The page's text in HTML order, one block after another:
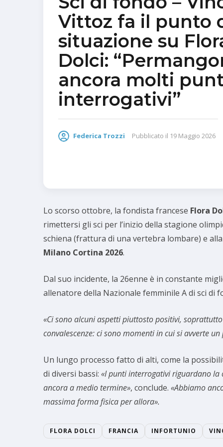
Vittoz fa il punto
situazione su
Dolci:
ancora molti
interrogativi”
Federica Trozzi Pubblicato il 19 Maggio 2026
Lo scorso ottobre, la fondista francese Flora
rimettersi gli sci per l’inizio della stagione
schiena (frattura di una vertebra lombare) e
Milano Cortina 2026.
Dal suo incidente, la 26enne è in constante
allenatore della Nazionale femminile A di sci di
«Ci sono alcuni aspetti piuttosto positivi,
convalescenze: ci sono momenti in cui si avverte
Un lungo processo fatto di alti, come la
di diversi bassi: «I punti interrogativi riguardano la
ancora a medio termine», conclude. «Abbiamo
massima forma fisica per allora».
FLORA DOLCI FRANCIA INFORTUNIO